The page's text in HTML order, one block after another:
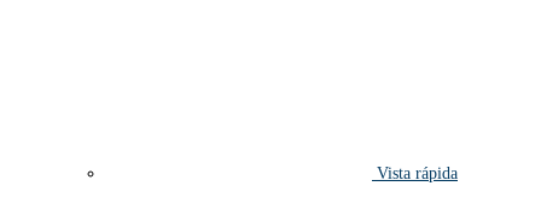
Vista rápida